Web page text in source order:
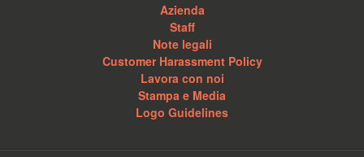
Azienda
Staff
Note legali
Customer Harassment Policy
Lavora con noi
Stampa e Media
Logo Guidelines